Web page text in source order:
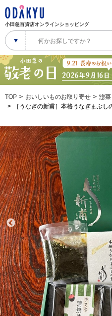
小田急百貨店オンラインショッピング
TOP おいしいものお取り寄せ 惣
［うなぎの新甫］本格うなぎまぶ